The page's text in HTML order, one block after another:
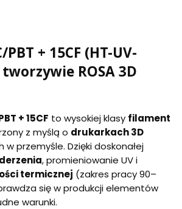
+ 15CF (HT-UV-
tworzywie ROSA 3D
+ 15CF to wysokiej klasy filament
z myślą o drukarkach 3D
w przemyśle. Dzięki doskonałej
, promieniowanie UV i
termicznej (zakres pracy 90–
się w produkcji elementów
warunki.